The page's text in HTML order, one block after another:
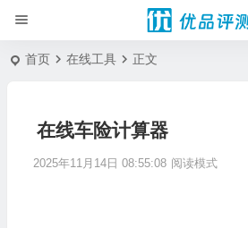
首页 在线工具 正文
在线车险计算器
2025年11月14日 08:55:08 阅读模式